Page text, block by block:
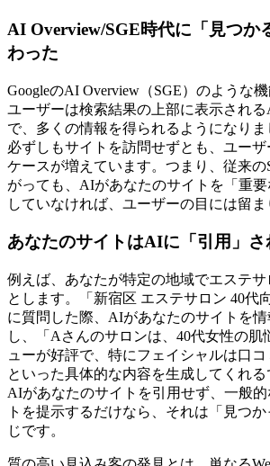
AI Overview/SGE時代に「見つか
わった
GoogleのAI Overview（SGE）のような
ユーザーは検索結果の上部に表示され
で、多くの情報を得られるようになりま
必ずしもサイトを訪問せずとも、ユー
ケースが増えています。つまり、従来の
がっても、AIがあなたのサイトを「重
していなければ、ユーザーの目には留ま
あなたのサイトはAIに「引用」さ
例えば、あなたが特定の地域でエステ
とします。「新宿区 エステサロン 40代
に質問した際、AIがあなたのサイトを情
し、「Aさんのサロンは、40代女性の肌
ューが好評で、特にフェイシャルは口コ
といった具体的な内容を生成してくれ
AIがあなたのサイトを引用せず、一般
トを提示するだけなら、それは「見つ
じです。